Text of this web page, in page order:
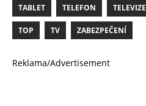
TABLET TELEFON TELEVIZE
TOP TV ZABEZPEČENÍ
Reklama/Advertisement